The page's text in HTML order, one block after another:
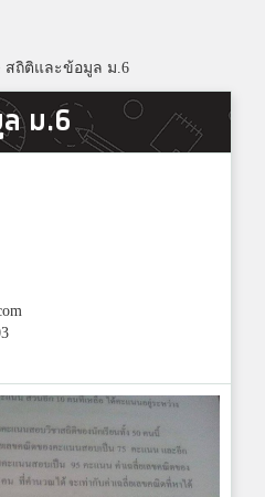
สถิติและข้อมูล ม.6
ม.6